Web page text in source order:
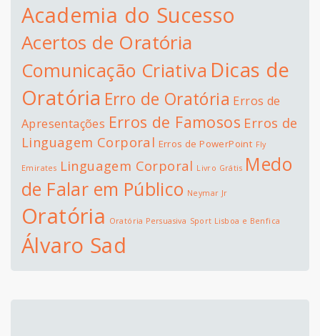
Academia do Sucesso
Acertos de Oratória
Comunicação Criativa Dicas de
Oratória Erro de Oratória Erros de
Apresentações Erros de Famosos Erros de
Linguagem Corporal Erros de PowerPoint Fly
Emirates Linguagem Corporal Livro Grátis Medo
de Falar em Público Neymar Jr
Oratória Oratória Persuasiva Sport Lisboa e Benfica
Álvaro Sad